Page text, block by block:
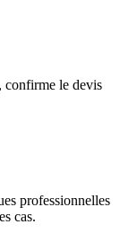
confirme le devis
professionnelles
cas.